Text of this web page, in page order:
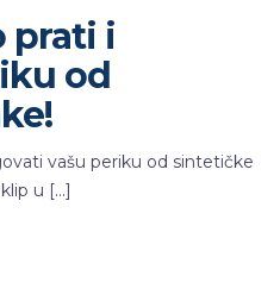
prati i
od
vašu periku od sintetičke
u […]